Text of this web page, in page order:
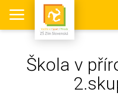
Škola v